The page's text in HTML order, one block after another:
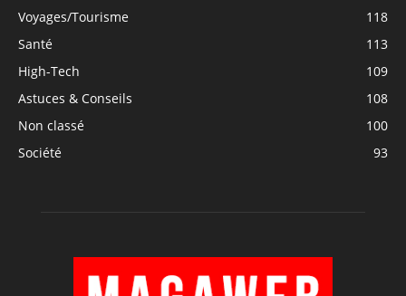
Voyages/Tourisme
118
Santé
113
High-Tech
109
Astuces & Conseils
108
Non classé
100
Société
93